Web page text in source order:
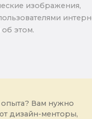
изображения,
об этом.
опыта? Вам нужно
дизайн-менторы,